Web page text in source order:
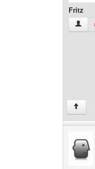
Fritz
Fritz
↑